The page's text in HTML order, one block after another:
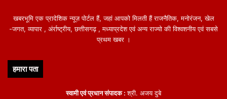
खबरभूमि एक प्रादेशिक न्यूज़ पोर्टल हैं, जहां आपको मिलती हैं राजनैतिक, मनोरंजन, खेल
-जगत, व्यापार , अंर्राष्ट्रीय, छत्तीसगढ़ , मध्याप्रदेश एवं अन्य राज्यो की विश्वशनीय एवं सबसे
प्रथम खबर ।
हमारा पता
स्वामी एवं प्रधान संपादक :श्री. अजय दुबे